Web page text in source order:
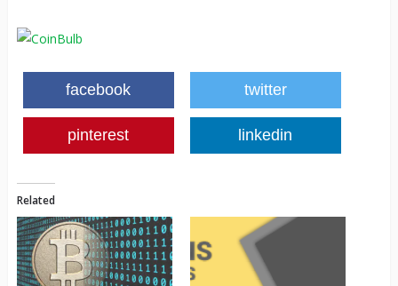
facebook twitter
pinterest linkedin
Related